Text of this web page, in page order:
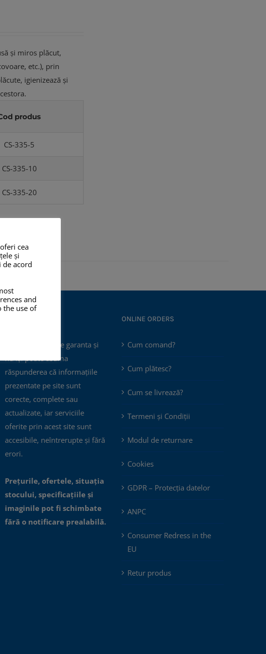
și miros plăcut,
etc.), prin
igienizează și
produs
CS-335-5
CS-335-10
CS-335-20
Pro-X.ro nu poate garanta și
nu își poate asuma
răspunderea că informațiile
prezentate pe site sunt
corecte, complete sau
actualizate, iar serviciile
oferite prin acest site sunt
accesibile, neîntrerupte și fără
erori.
Prețurile, ofertele, situația
stocului, specificațiile și
imaginile pot fi schimbate
fără o notificare prealabilă.
ONLINE ORDERS
Cum comand?
Cum plătesc?
Cum se livrează?
Termeni și Condiții
Modul de returnare
Cookies
GDPR – Protecția datelor
ANPC
Consumer Redress in the
EU
Retur produs
cea
și
de acord
and
the use of